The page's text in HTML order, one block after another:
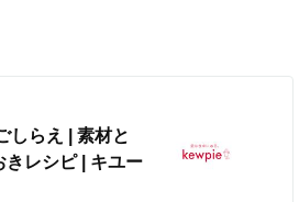
しらえ | 素材と
きレシピ | キユー